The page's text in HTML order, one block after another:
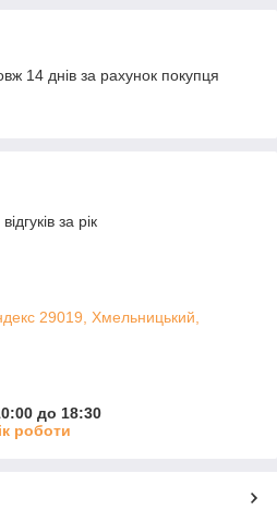
14 днів за рахунок покупця
за рік
29019, Хмельницький,
до 18:30
роботи